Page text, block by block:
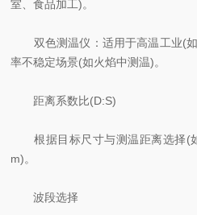
室、食品加工)。
双色测温仪：适用于高温工业(如
率不稳定场景(如火焰中测温)。
距离系数比(D:S)
根据目标尺寸与测温距离选择(
m)。
波段选择